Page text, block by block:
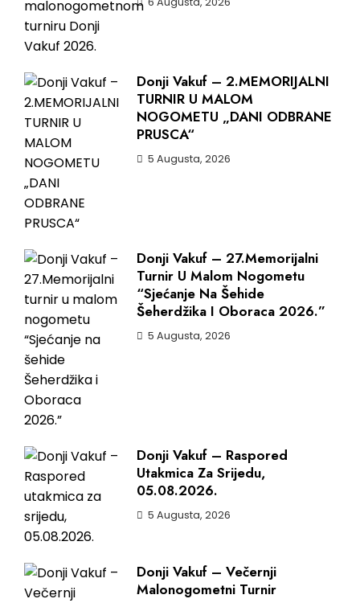
Donji Vakuf – 2.MEMORIJALNI
TURNIR U MALOM
NOGOMETU „DANI ODBRANE
PRUSCA“
5 Augusta, 2026
Donji Vakuf – 27.Memorijalni
Turnir U Malom Nogometu
“Sjećanje Na Šehide
Šeherdžika I Oboraca 2026.”
5 Augusta, 2026
Donji Vakuf – Raspored
Utakmica Za Srijedu,
05.08.2026.
5 Augusta, 2026
Donji Vakuf – Večernji
Malonogometni Turnir